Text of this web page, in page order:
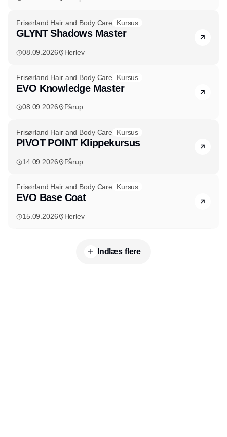
Frisørland Hair and Body Care Kursus
GLYNT Shadows Master
08.09.2026 Herlev
Frisørland Hair and Body Care Kursus
EVO Knowledge Master
08.09.2026 Pårup
Frisørland Hair and Body Care Kursus
PIVOT POINT Klippekursus
14.09.2026 Pårup
Frisørland Hair and Body Care Kursus
EVO Base Coat
15.09.2026 Herlev
Indlæs flere